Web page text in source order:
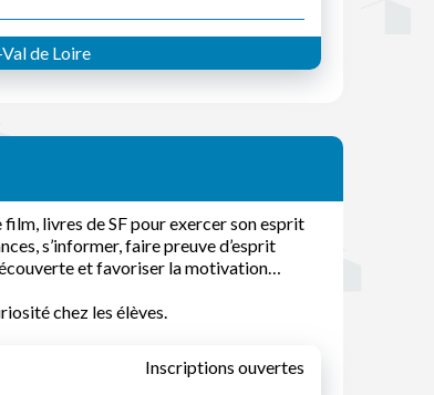
de Loire
livres de SF pour exercer son esprit
s’informer, faire preuve d’esprit
et favoriser la motivation…
chez les élèves.
Inscriptions ouvertes